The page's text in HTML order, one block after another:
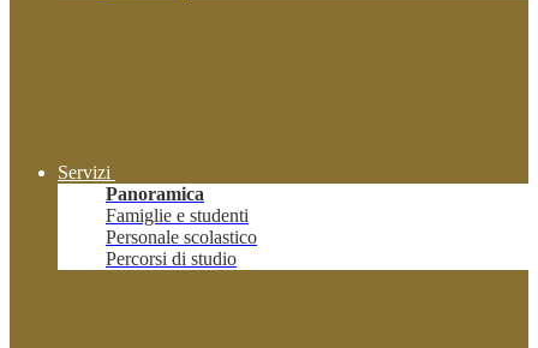
Servizi
Panoramica
Famiglie e studenti
Personale scolastico
Percorsi di studio